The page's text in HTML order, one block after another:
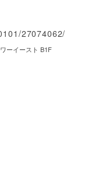
27074062/
ーイースト B1F